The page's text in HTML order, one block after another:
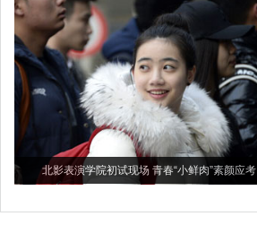
北影表演学院初试现场 青春“小鲜肉”素颜应考